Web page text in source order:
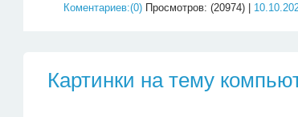
Коментариев:(0) Просмотров: (20974) |
Картинки на тему